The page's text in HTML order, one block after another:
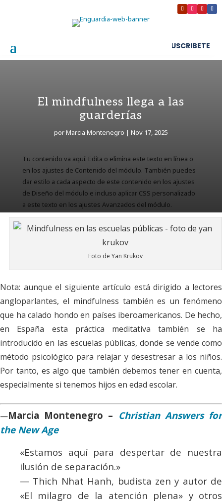
SUSCRIBETE
El mindfulness llega a las
guarderías
porMarcia Montenegro | Nov 17, 2025
Tu contenido va aquí. Edita o elimina este texto en línea o
en los ajustes de Contenido del módulo. También puedes
dar estilo a cada aspecto de este contenido en los ajustes
de Diseño del módulo e incluso aplicar CSS personalizado
a este texto en los ajustes Avanzados del módulo.
Foto de Yan Krukov
Nota: aunque el siguiente artículo está dirigido a lectores
angloparlantes, el mindfulness también es un fenómeno
que ha calado hondo en países iberoamericanos. De hecho,
en España esta práctica meditativa también se ha
introducido en las escuelas públicas, donde se vende como
método psicológico para relajar y desestresar a los niños.
Por tanto, es algo que también debemos tener en cuenta,
especialmente si tenemos hijos en edad escolar.
—Marcia Montenegro – Christian Answers for
the New Age
«Estamos aquí para despertar de nuestra
ilusión de separación.»
— Thich Nhat Hanh, budista zen y autor de
«El milagro de la atención plena» y otros